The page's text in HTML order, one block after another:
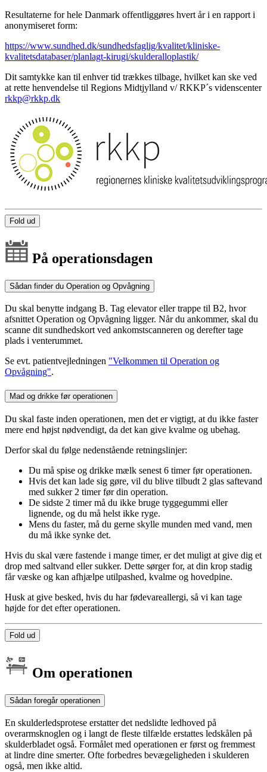
Resultaterne for hele Danmark offentliggøres hvert år i en rapport i
anonymiseret form:
https://www.sundhed.dk/sundhedsfaglig/kvalitet/kliniske-
kvalitetsdatabaser/planlagt-kirugi/skulderalloplastik/
Dit samtykke kan til enhver tid trækkes tilbage, hvilket kan ske ved
at rette henvendelse til Regions Midtjylland v/ RKKP´s videnscenter
rkkp@rkkp.dk
Fold ud
På operationsdagen
Sådan finder du Operation og Opvågning
Du skal benytte indgang B. Tag elevator eller trappe til B2, hvor
afsnittet Operation og Opvågning ligger. Når du ankommer, skal du
scanne dit sundhedskort ved ankomstscanneren og derefter tage
plads i venterummet.
Se evt. patientvejledningen "Velkommen til Operation og
Opvågning".
Mad og drikke før operationen
Du skal faste inden operationen, men det er vigtigt, at du ikke faster
mere end højst nødvendigt, da det kan give kvalme og ubehag.
Derfor skal du følge nedenstående retningslinjer:
Du må spise og drikke mælk senest 6 timer før operationen.
Hvis det kan lade sig gøre, vil du blive tilbudt 2 glas saftevand
med sukker 2 timer før din operation.
De sidste 2 timer må du ikke bruge tyggegummi eller
lignende, og du må helst ikke ryge.
Mens du faster, må du gerne skylle munden med vand, men
du må ikke synke det.
Hvis du skal være fastende i mange timer, er det muligt at give dig et
drop med saltvand eller sukker. Dette sørger for, at din krop stadig
får væske og kan afhjælpe utilpashed, kvalme og hovedpine.
Husk at give besked, hvis du har fødevareallergi, så vi kan tage
højde for det efter operationen.
Fold ud
Om operationen
Sådan foregår operationen
En skulderledsprotese erstatter det nedslidte ledhoved på
overarmsknoglen og i langt de fleste tilfælde erstattes ledskålen på
skulderbladet også. Formålet med operationen er først og fremmest
at lindre dine smerter. Ofte forbedres bevægeligheden i skulderen
også, men ikke altid.